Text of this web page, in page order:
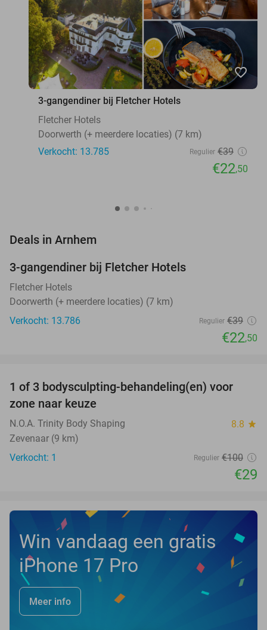
favorite_border
3-gangendiner bij Fletcher Hotels
Fletcher Hotels
Doorwerth (+ meerdere locaties) (7 km)
Verkocht: 13.785
Regulier €39
€22,50
Deals in Arnhem
3-gangendiner bij Fletcher Hotels
Fletcher Hotels
Doorwerth (+ meerdere locaties) (7 km)
Verkocht: 13.786
Regulier €39
€22,50
71%
TODAY
1 of 3 bodysculpting-behandeling(en) voor
zone naar keuze
N.O.A. Trinity Body Shaping 8.8 star
Zevenaar (9 km)
Verkocht: 1
Regulier €100
€29
Win vandaag een gratis
iPhone 17 Pro
Meer info